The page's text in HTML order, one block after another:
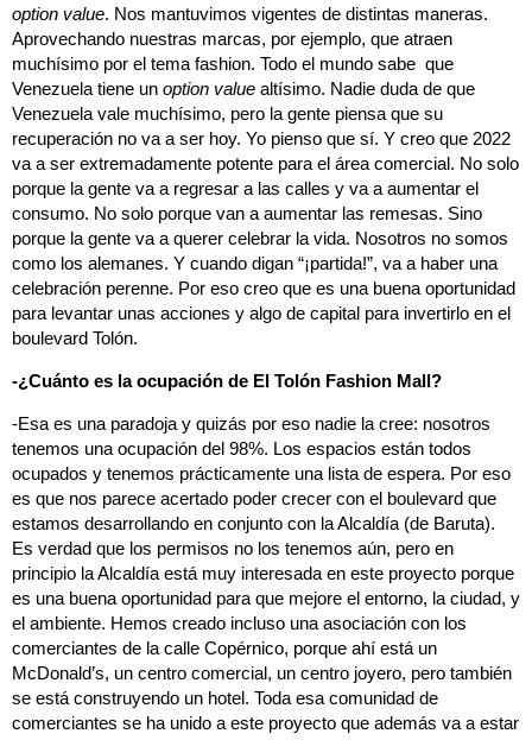
option value. Nos mantuvimos vigentes de distintas maneras.
Aprovechando nuestras marcas, por ejemplo, que atraen
muchísimo por el tema fashion. Todo el mundo sabe que
Venezuela tiene un option value altísimo. Nadie duda de que
Venezuela vale muchísimo, pero la gente piensa que su
recuperación no va a ser hoy. Yo pienso que sí. Y creo que 2022
va a ser extremadamente potente para el área comercial. No solo
porque la gente va a regresar a las calles y va a aumentar el
consumo. No solo porque van a aumentar las remesas. Sino
porque la gente va a querer celebrar la vida. Nosotros no somos
como los alemanes. Y cuando digan “¡partida!”, va a haber una
celebración perenne. Por eso creo que es una buena oportunidad
para levantar unas acciones y algo de capital para invertirlo en el
boulevard Tolón.
-¿Cuánto es la ocupación de El Tolón Fashion Mall?
-Esa es una paradoja y quizás por eso nadie la cree: nosotros
tenemos una ocupación del 98%. Los espacios están todos
ocupados y tenemos prácticamente una lista de espera. Por eso
es que nos parece acertado poder crecer con el boulevard que
estamos desarrollando en conjunto con la Alcaldía (de Baruta).
Es verdad que los permisos no los tenemos aún, pero en
principio la Alcaldía está muy interesada en este proyecto porque
es una buena oportunidad para que mejore el entorno, la ciudad, y
el ambiente. Hemos creado incluso una asociación con los
comerciantes de la calle Copérnico, porque ahí está un
McDonald’s, un centro comercial, un centro joyero, pero también
se está construyendo un hotel. Toda esa comunidad de
comerciantes se ha unido a este proyecto que además va a estar